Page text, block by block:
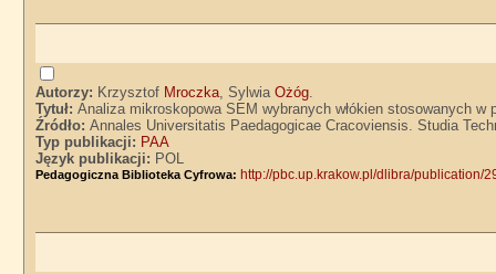
Autorzy: Krzysztof Mroczka, SylwiaOżóg.
Tytuł:Analiza mikroskopowa SEM wybranych włókien stosowanych
Źródło:Annales Universitatis Paedagogicae Cracoviensis. Studia
Typ publikacji: PAA
Język publikacji: POL
Pedagogiczna Biblioteka Cyfrowa: http://pbc.up.krakow.pl/dlibra/publication/